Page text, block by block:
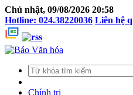
Chủ nhật, 09/08/2026 20:58
Hotline: 024.38220036 Liên hệ
Chính trị